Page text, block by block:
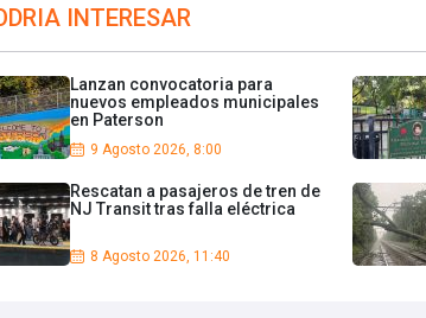
INTERESAR
Lanzan convocatoria para
nuevos empleados municipales
en Paterson
9 Agosto 2026, 8:00
Rescatan a pasajeros de tren de
NJ Transit tras falla eléctrica
8 Agosto 2026, 11:40